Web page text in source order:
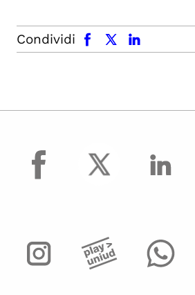
Condividi
facebook x.com linkedin
facebook